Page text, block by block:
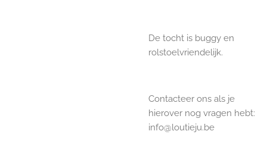
De tocht is buggy en
rolstoelvriendelijk.
Contacteer ons als je
hierover nog vragen hebt:
info@loutieju.be